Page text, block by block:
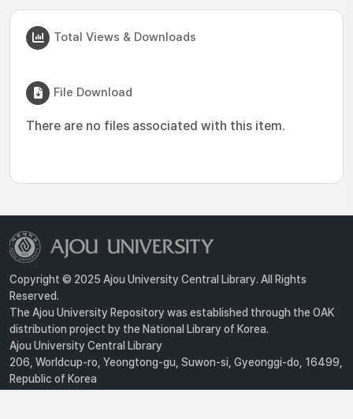
Total Views & Downloads
File Download
There are no files associated with this item.
Copyright © 2025 Ajou University Central Library. All Rights
Reserved.
The Ajou University Repository was established through the OAK
distribution project by the National Library of Korea.
Ajou University Central Library
206, Worldcup-ro, Yeongtong-gu, Suwon-si, Gyeonggi-do, 16499,
Republic of Korea